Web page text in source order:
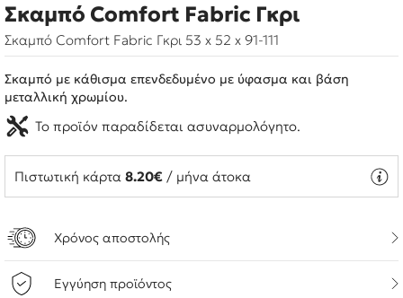
Σκαμπό Comfort Fabric Γκρι
Σκαμπό Comfort Fabric Γκρι 53 x 52 x 91-111
Σκαμπό με κάθισμα επενδεδυμένο με ύφασμα και βάση
μεταλλική χρωμίου.
Το προϊόν παραδίδεται ασυναρμολόγητο.
Πιστωτική κάρτα 8.20€ / μήνα άτοκα
Χρόνος αποστολής
Εγγύηση προϊόντος